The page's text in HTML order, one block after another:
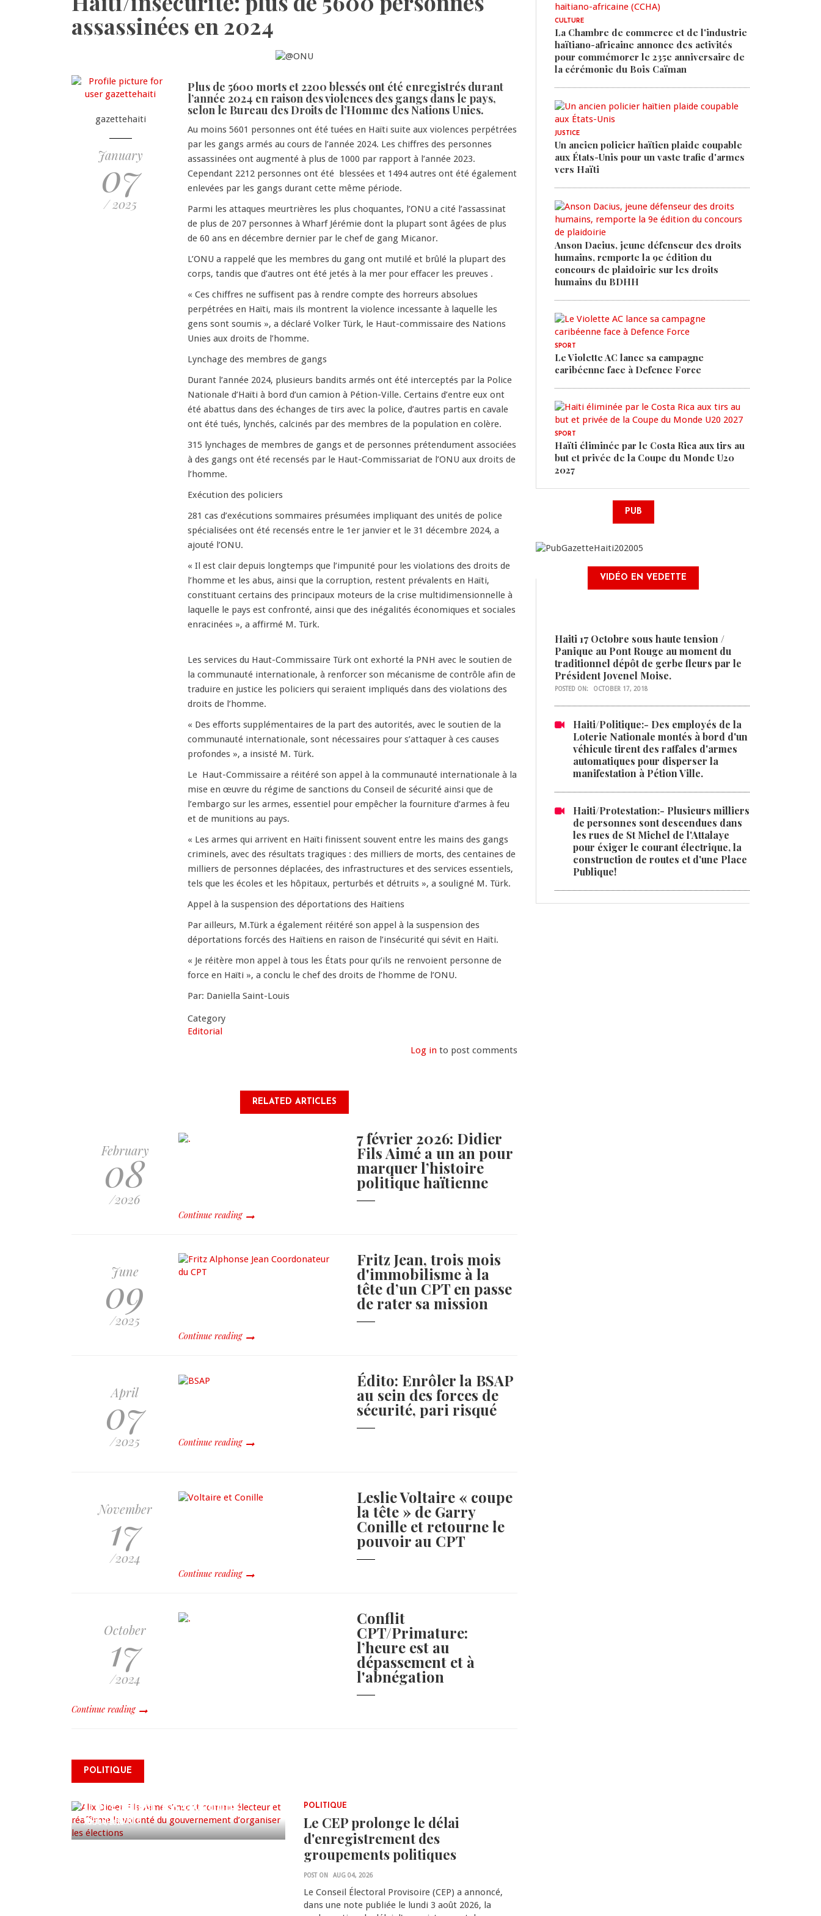
assassinées en 2024
gazettehaiti
January
07
/ 2025
Plus de 5600 morts et 2200 blessés ont été enregistrés durant
l’année 2024 en raison des violences des gangs dans le pays,
selon le Bureau des Droits de l’Homme des Nations Unies.
Au moins 5601 personnes ont été tuées en Haïti suite aux violences perpétrées
par les gangs armés au cours de l’année 2024. Les chiffres des personnes
assassinées ont augmenté à plus de 1000 par rapport à l’année 2023.
Cependant 2212 personnes ont été blessées et 1494 autres ont été également
enlevées par les gangs durant cette même période.
Parmi les attaques meurtrières les plus choquantes, l’ONU a cité l’assassinat
de plus de 207 personnes à Wharf Jérémie dont la plupart sont âgées de plus
de 60 ans en décembre dernier par le chef de gang Micanor.
L’ONU a rappelé que les membres du gang ont mutilé et brûlé la plupart des
corps, tandis que d’autres ont été jetés à la mer pour effacer les preuves .
« Ces chiffres ne suffisent pas à rendre compte des horreurs absolues
perpétrées en Haïti, mais ils montrent la violence incessante à laquelle les
gens sont soumis », a déclaré Volker Türk, le Haut-commissaire des Nations
Unies aux droits de l’homme.
Lynchage des membres de gangs
Durant l’année 2024, plusieurs bandits armés ont été interceptés par la Police
Nationale d’Haïti à bord d’un camion à Pétion-Ville. Certains d’entre eux ont
été abattus dans des échanges de tirs avec la police, d’autres partis en cavale
ont été tués, lynchés, calcinés par des membres de la population en colère.
315 lynchages de membres de gangs et de personnes prétendument associées
à des gangs ont été recensés par le Haut-Commissariat de l’ONU aux droits de
l’homme.
Exécution des policiers
281 cas d’exécutions sommaires présumées impliquant des unités de police
spécialisées ont été recensés entre le 1er janvier et le 31 décembre 2024, a
ajouté l’ONU.
« Il est clair depuis longtemps que l’impunité pour les violations des droits de
l’homme et les abus, ainsi que la corruption, restent prévalents en Haïti,
constituant certains des principaux moteurs de la crise multidimensionnelle à
laquelle le pays est confronté, ainsi que des inégalités économiques et sociales
enracinées », a affirmé M. Türk.
Les services du Haut-Commissaire Türk ont exhorté la PNH avec le soutien de
la communauté internationale, à renforcer son mécanisme de contrôle afin de
traduire en justice les policiers qui seraient impliqués dans des violations des
droits de l’homme.
« Des efforts supplémentaires de la part des autorités, avec le soutien de la
communauté internationale, sont nécessaires pour s’attaquer à ces causes
profondes », a insisté M. Türk.
Le Haut-Commissaire a réitéré son appel à la communauté internationale à la
mise en œuvre du régime de sanctions du Conseil de sécurité ainsi que de
l’embargo sur les armes, essentiel pour empêcher la fourniture d’armes à feu
et de munitions au pays.
« Les armes qui arrivent en Haïti finissent souvent entre les mains des gangs
criminels, avec des résultats tragiques : des milliers de morts, des centaines de
milliers de personnes déplacées, des infrastructures et des services essentiels,
tels que les écoles et les hôpitaux, perturbés et détruits », a souligné M. Türk.
Appel à la suspension des déportations des Haïtiens
Par ailleurs, M.Türk a également réitéré son appel à la suspension des
déportations forcés des Haïtiens en raison de l’insécurité qui sévit en Haïti.
« Je réitère mon appel à tous les États pour qu’ils ne renvoient personne de
force en Haïti », a conclu le chef des droits de l’homme de l’ONU.
Par: Daniella Saint-Louis
Category
Editorial
Log in to post comments
RELATED ARTICLES
February
08
/2026
7 février 2026: Didier
Fils Aimé a un an pour
marquer l’histoire
politique haïtienne
Continue reading
June
09
/2025
Fritz Jean, trois mois
d'immobilisme à la
tête d’un CPT en passe
de rater sa mission
Continue reading
April
07
/2025
Édito: Enrôler la BSAP
au sein des forces de
sécurité, pari risqué
Continue reading
November
17
/2024
Leslie Voltaire « coupe
la tête » de Garry
Conille et retourne le
pouvoir au CPT
Continue reading
October
17
/2024
Conflit
CPT/Primature:
l’heure est au
dépassement et à
l'abnégation
Continue reading
POLITIQUE
0 COMMENTS
Alix Didier Fils-Aimé s’inscrit
comme électeur et réaffirme
d’organiser les élections
AUG 04, 2026
POLITIQUE
Le CEP prolonge le délai
d'enregistrement des
groupements politiques
POST ON AUG 04, 2026
Le Conseil Électoral Provisoire (CEP) a annoncé,
dans une note publiée le lundi 3 août 2026, la
CULTURE
La Chambre de commerce et de l'industrie
haïtiano-africaine annonce des activités
pour commémorer le 235e anniversaire de
la cérémonie du Bois Caïman
JUSTICE
Un ancien policier haïtien plaide coupable
aux États-Unis pour un vaste trafic d'armes
vers Haïti
Anson Dacius, jeune défenseur des droits
humains, remporte la 9e édition du
concours de plaidoirie sur les droits
humains du BDHH
SPORT
Le Violette AC lance sa campagne
caribéenne face à Defence Force
SPORT
Haïti éliminée par le Costa Rica aux tirs au
but et privée de la Coupe du Monde U20
2027
PUB
VIDÉO EN VEDETTE
Haiti 17 Octobre sous haute tension /
Panique au Pont Rouge au moment du
traditionnel dépôt de gerbe fleurs par le
Président Jovenel Moise.
POSTED ON: OCTOBER 17, 2018
Haiti/Politique:- Des employés de la
Loterie Nationale montés à bord d'un
véhicule tirent des raffales d'armes
automatiques pour disperser la
manifestation à Pétion Ville.
Haiti/Protestation:- Plusieurs milliers
de personnes sont descendues dans
les rues de St Michel de l'Attalaye
pour éxiger le courant électrique, la
construction de routes et d'une Place
Publique!